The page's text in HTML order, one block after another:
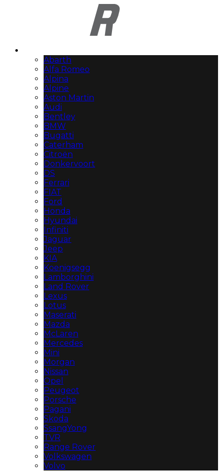
Abarth
Alfa Romeo
Alpina
Alpine
Aston Martin
Audi
Bentley
BMW
Bugatti
Caterham
Citroën
Donkervoort
DS
Ferrari
FIAT
Ford
Honda
Hyundai
Infiniti
Jaguar
Jeep
KIA
Koenigsegg
Lamborghini
Land Rover
Lexus
Lotus
Maserati
Mazda
McLaren
Mercedes
Mini
Morgan
Nissan
Opel
Peugeot
Porsche
Pagani
Skoda
SsangYong
TVR
Range Rover
Volkswagen
Volvo